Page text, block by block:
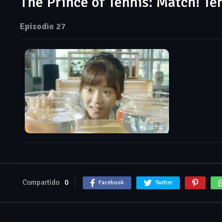
Episodio 27
Compartido 0 Facebook Twitter